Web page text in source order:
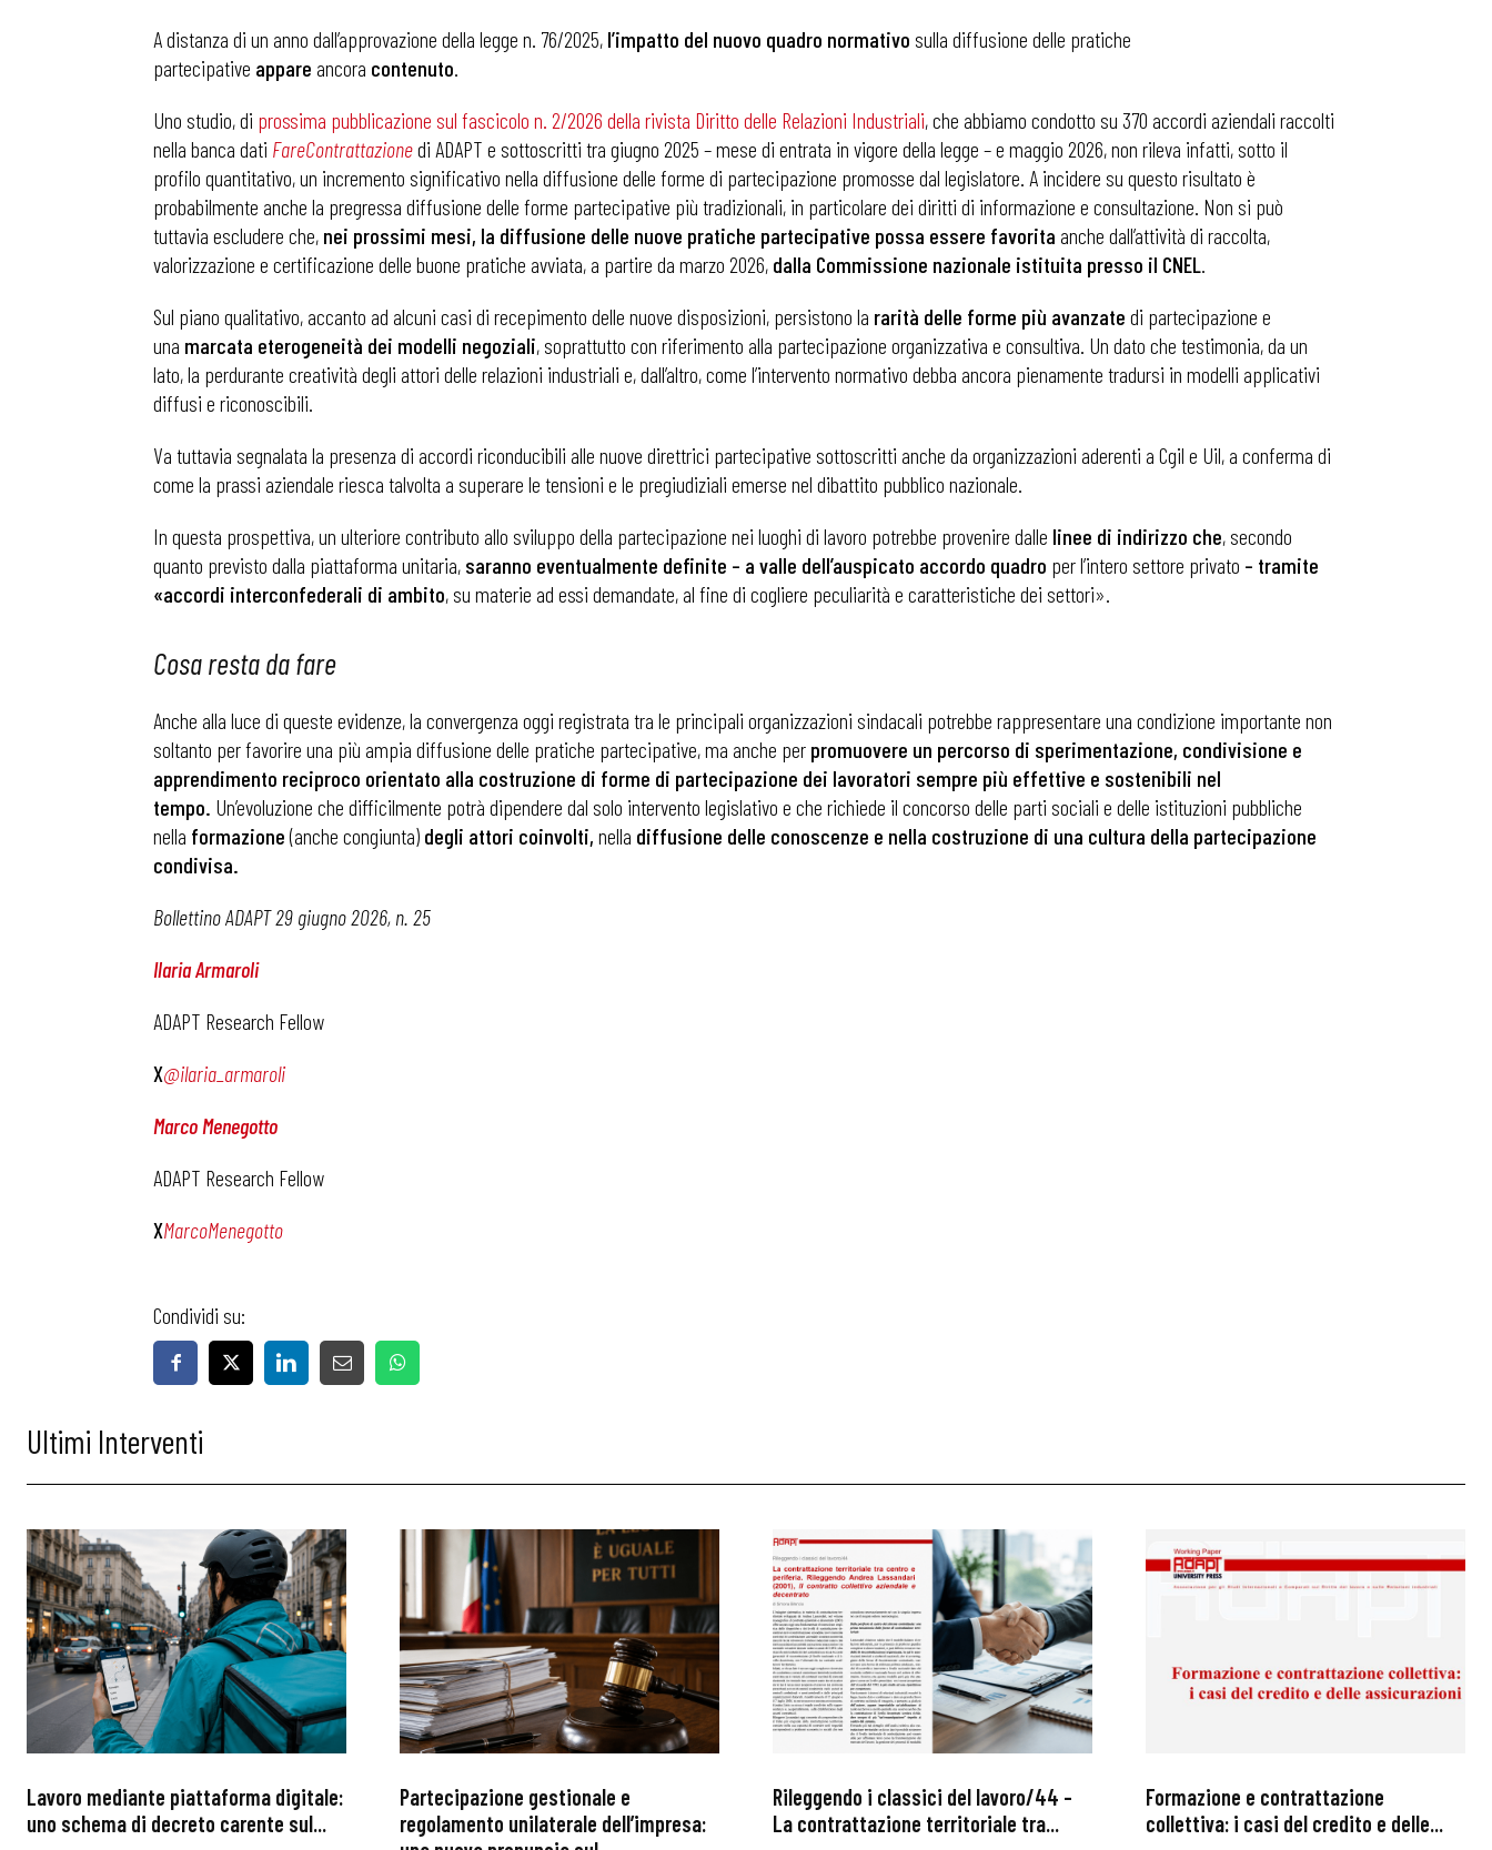
Bollettini ADAPT
Articoli
Eventi
Chi Siamo
A distanza di un anno dall’approvazione della legge n. 76/2025, l’impatto del nuovo quadro normativo sulla diffusione delle pratiche
partecipative appare ancora contenuto.
Uno studio, di prossima pubblicazione sul fascicolo n. 2/2026 della rivista Diritto delle Relazioni Industriali, che abbiamo condotto su 370 accordi aziendali raccolti
nella banca dati FareContrattazionedi ADAPT e sottoscritti tra giugno 2025 – mese di entrata in vigore della legge – e maggio 2026, non rileva infatti, sotto il
profilo quantitativo, un incremento significativo nella diffusione delle forme di partecipazione promosse dal legislatore. A incidere su questo risultato è
probabilmente anche la pregressa diffusione delle forme partecipative più tradizionali, in particolare dei diritti di informazione e consultazione. Non si può
tuttavia escludere che, nei prossimi mesi, la diffusione delle nuove pratiche partecipative possa essere favorita anche dall’attività di raccolta,
valorizzazione e certificazione delle buone pratiche avviata, a partire da marzo 2026, dalla Commissione nazionale istituita presso il CNEL.
Sul piano qualitativo, accanto ad alcuni casi di recepimento delle nuove disposizioni, persistono la rarità delle forme più avanzate di partecipazione e
una marcata eterogeneità dei modelli negoziali, soprattutto con riferimento alla partecipazione organizzativa e consultiva. Un dato che testimonia, da un
lato, la perdurante creatività degli attori delle relazioni industriali e, dall’altro, come l’intervento normativo debba ancora pienamente tradursi in modelli applicativi
diffusi e riconoscibili.
Va tuttavia segnalata la presenza di accordi riconducibili alle nuove direttrici partecipative sottoscritti anche da organizzazioni aderenti a Cgil e Uil, a conferma di
come la prassi aziendale riesca talvolta a superare le tensioni e le pregiudiziali emerse nel dibattito pubblico nazionale.
In questa prospettiva, un ulteriore contributo allo sviluppo della partecipazione nei luoghi di lavoro potrebbe provenire dalle linee di indirizzo che, secondo
quanto previsto dalla piattaforma unitaria, saranno eventualmente definite – a valle dell’auspicato accordo quadro per l’intero settore privato – tramite
«accordi interconfederali di ambito, su materie ad essi demandate, al fine di cogliere peculiarità e caratteristiche dei settori».
Cosa resta da fare
Anche alla luce di queste evidenze, la convergenza oggi registrata tra le principali organizzazioni sindacali potrebbe rappresentare una condizione importante non
soltanto per favorire una più ampia diffusione delle pratiche partecipative, ma anche per promuovere un percorso di sperimentazione, condivisione e
apprendimento reciproco orientato alla costruzione di forme di partecipazione dei lavoratori sempre più effettive e sostenibili nel
tempo. Un’evoluzione che difficilmente potrà dipendere dal solo intervento legislativo e che richiede il concorso delle parti sociali e delle istituzioni pubbliche
nella formazione(anche congiunta) degli attori coinvolti, nella diffusione delle conoscenze e nella costruzione di una cultura della partecipazione
condivisa.
Bollettino ADAPT 29 giugno 2026, n. 25
Ilaria Armaroli
ADAPT Research Fellow
X@ilaria_armaroli
Marco Menegotto
ADAPT Research Fellow
XMarcoMenegotto
Condividi su:
Ultimi Interventi
Lavoro mediante piattaforma digitale:
uno schema di decreto carente sul...
Partecipazione gestionale e
regolamento unilaterale dell’impresa:
Rileggendo i classici del lavoro/44 –
La contrattazione territoriale tra...
Formazione e contrattazione
collettiva: i casi del credito e delle...